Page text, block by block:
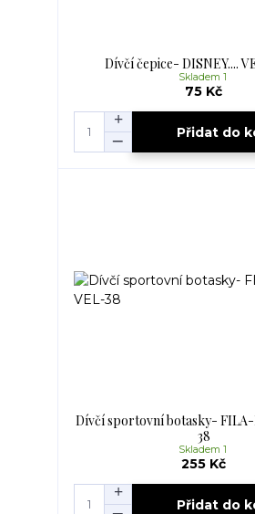
Dívčí čepice- DISNEY....
75 Kč
Skladem 1
Přidat do
Dívčí sportovní botasky- FILA-
38
255 Kč
Skladem 1
Přidat do